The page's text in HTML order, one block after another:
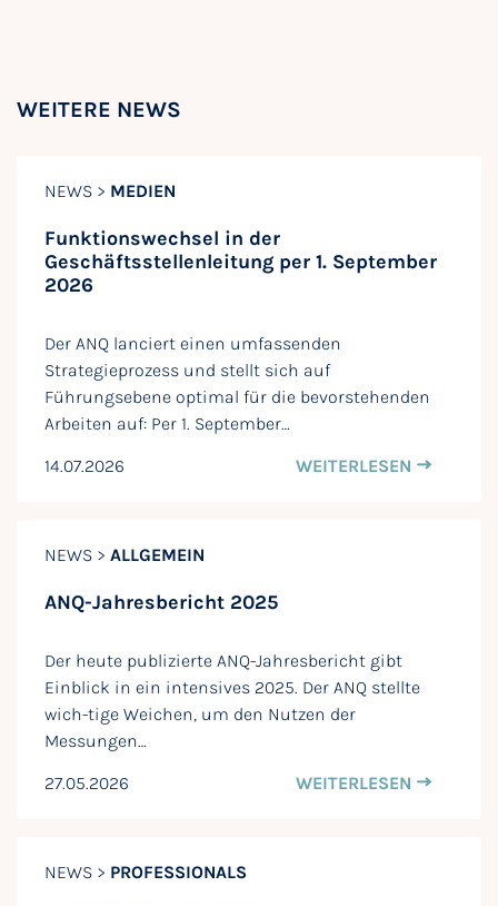
WEITERE NEWS
NEWS > MEDIEN
Funktionswechsel in der
Geschäftsstellenleitung per 1. September
2026
Der ANQ lanciert einen umfassenden
Strategieprozess und stellt sich auf
Führungsebene optimal für die bevorstehenden
Arbeiten auf: Per 1. September…
14.07.2026
WEITERLESEN
NEWS > ALLGEMEIN
ANQ-Jahresbericht 2025
Der heute publizierte ANQ-Jahresbericht gibt
Einblick in ein intensives 2025. Der ANQ stellte
wich-tige Weichen, um den Nutzen der
Messungen…
27.05.2026
WEITERLESEN
NEWS > PROFESSIONALS